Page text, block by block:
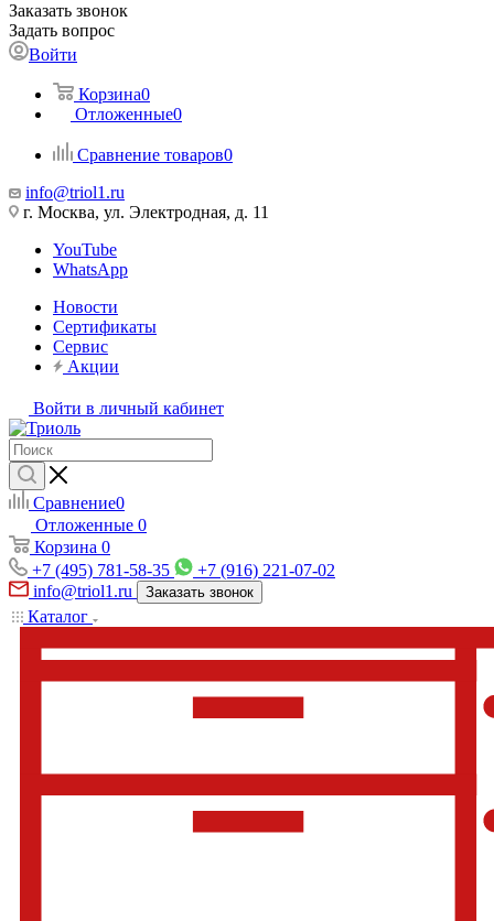
Заказать звонок
Задать вопрос
Войти
Корзина0
Отложенные0
Сравнение товаров0
info@triol1.ru
г. Москва, ул. Электродная, д. 11
YouTube
WhatsApp
Новости
Сертификаты
Сервис
Акции
Войти в личный кабинет
Сравнение0
Отложенные 0
Корзина 0
+7 (495) 781-58-35
+7 (916) 221-07-02
info@triol1.ru
Заказать звонок
Каталог